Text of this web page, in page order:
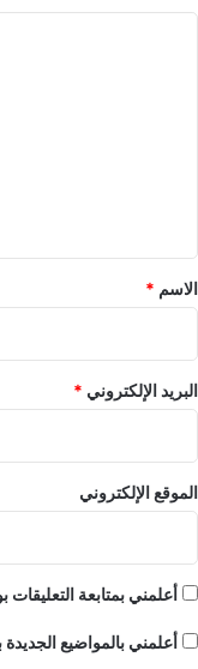
*
الاسم *
البريد الإلكتروني *
الموقع الإلكتروني
أعلمني بمتابعة التعليقات
أعلمني بالمواضيع